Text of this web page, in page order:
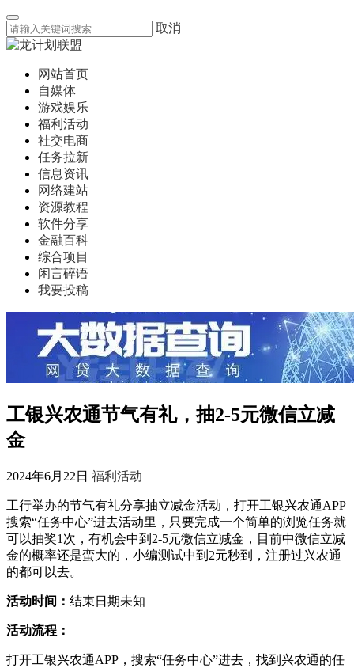
取消
网站首页
自媒体
游戏娱乐
福利活动
社交电商
任务拉新
信息资讯
网络建站
资源教程
软件分享
金融百科
综合项目
闲言碎语
我要投稿
工银兴农通节气有礼，抽2-5元微信立减
金
2024年6月22日 福利活动
工行举办的节气有礼分享抽立减金活动，打开工银兴农通APP
搜索“任务中心”进去活动里，只要完成一个简单的浏览任务就
可以抽奖1次，有机会中到2-5元微信立减金，目前中微信立减
金的概率还是蛮大的，小编测试中到2元秒到，注册过兴农通
的都可以去。
活动时间： 结束日期未知
活动流程：
打开工银兴农通APP，搜索“任务中心”进去，找到兴农通的任